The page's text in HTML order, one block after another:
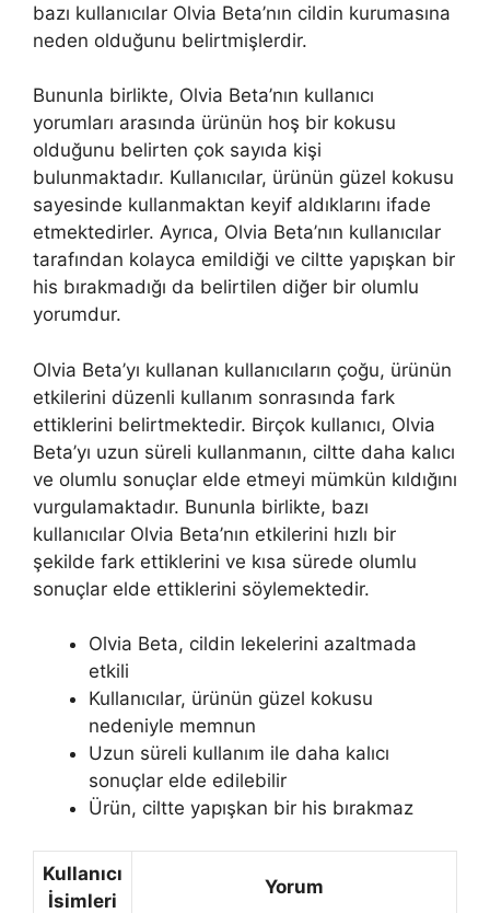
bazı kullanıcılar Olvia Beta’nın cildin kurumasına
neden olduğunu belirtmişlerdir.
Bununla birlikte, Olvia Beta’nın kullanıcı
yorumları arasında ürünün hoş bir kokusu
olduğunu belirten çok sayıda kişi
bulunmaktadır. Kullanıcılar, ürünün güzel kokusu
sayesinde kullanmaktan keyif aldıklarını ifade
etmektedirler. Ayrıca, Olvia Beta’nın kullanıcılar
tarafından kolayca emildiği ve ciltte yapışkan bir
his bırakmadığı da belirtilen diğer bir olumlu
yorumdur.
Olvia Beta’yı kullanan kullanıcıların çoğu, ürünün
etkilerini düzenli kullanım sonrasında fark
ettiklerini belirtmektedir. Birçok kullanıcı, Olvia
Beta’yı uzun süreli kullanmanın, ciltte daha kalıcı
ve olumlu sonuçlar elde etmeyi mümkün kıldığını
vurgulamaktadır. Bununla birlikte, bazı
kullanıcılar Olvia Beta’nın etkilerini hızlı bir
şekilde fark ettiklerini ve kısa sürede olumlu
sonuçlar elde ettiklerini söylemektedir.
Olvia Beta, cildin lekelerini azaltmada
etkili
Kullanıcılar, ürünün güzel kokusu
nedeniyle memnun
Uzun süreli kullanım ile daha kalıcı
sonuçlar elde edilebilir
Ürün, ciltte yapışkan bir his bırakmaz
Kullanıcı
İsimleri
Yorum